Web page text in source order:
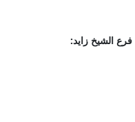
فرع الشيخ زايد: